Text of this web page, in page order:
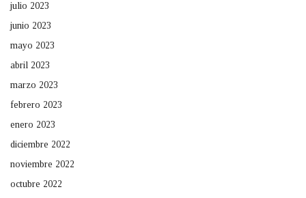
julio 2023
junio 2023
mayo 2023
abril 2023
marzo 2023
febrero 2023
enero 2023
diciembre 2022
noviembre 2022
octubre 2022